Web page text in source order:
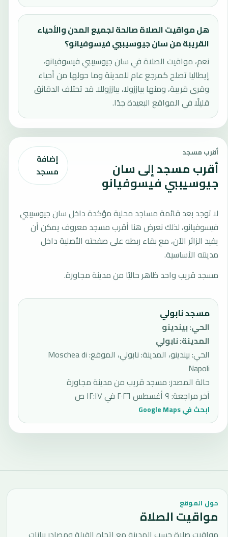
هل مواقيت الصلاة صالحة لجميع المدن والأحياء
القريبة من سان جيوسيببي فيسوفيانو؟
نعم، مواقيت الصلاة في سان جيوسيببي فيسوفيانو،
إيطاليا تصلح كمرجع عام للمدينة وما حولها من أحياء
وقرى قريبة، ومنها بياززولا، بياززوللا. قد تختلف الدقائق
قليلًا في المواقع البعيدة جدًا.
أقرب مسجد
أقرب مسجد إلى سان
جيوسيببي فيسوفيانو
إضافة
مسجد
لا توجد بعد قائمة مساجد محلية مؤكدة داخل سان جيوسيببي
فيسوفيانو، لذلك نعرض هنا أقرب مسجد معروف يمكن أن
يفيد الزائر الآن، مع بقاء ربطه على صفحته الأصلية داخل
مدينته الأساسية.
مسجد قريب واحد ظاهر حاليًا من مدينة مجاورة.
مسجد نابولي
الحي:بيندينو
المدينة:نابولي
الحي: بيندينو، المدينة: نابولي، الموقع: Moschea di
Napoli
حالة المصدر:مسجد قريب من مدينة مجاورة
آخر مراجعة: ٩ أغسطس ٢٠٢٦ في ١٢:١٧ ص
ابحث في Google Maps
حول الموقع
مواقيت الصلاة